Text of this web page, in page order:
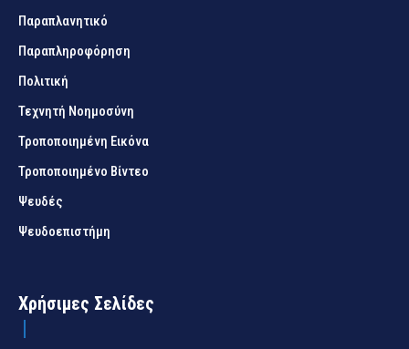
Παραπλανητικό
Παραπληροφόρηση
Πολιτική
Τεχνητή Νοημοσύνη
Τροποποιημένη Εικόνα
Τροποποιημένο Βίντεο
Ψευδές
Ψευδοεπιστήμη
Χρήσιμες Σελίδες